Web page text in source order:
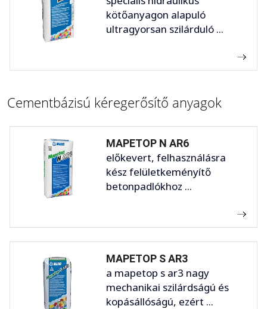
kötőanyagon alapuló
ultragyorsan szilárduló ...
Cementbázisú kéregerősítő anyagok
MAPETOP N AR6
előkevert, felhasználásra
kész felületkeményítő
betonpadlókhoz ...
MAPETOP S AR3
a mapetop s ar3 nagy
mechanikai szilárdságú és
kopásállóságú, ezért ...